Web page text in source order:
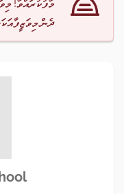
މާފުކުރައްވާ!
ދެން